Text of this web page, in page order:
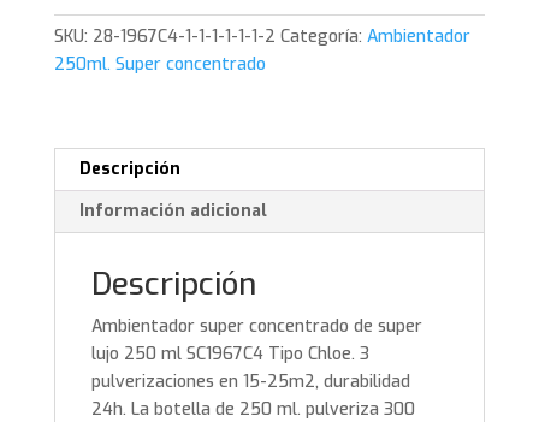
Lujo.
SC196C4
GRATUITO.
cantidad
SKU: 28-1967C4-1-1-1-1-1-1-2 Categoría: Ambientador
250ml. Super concentrado
Descripción
Información adicional
Descripción
Ambientador super concentrado de super
lujo 250 ml SC1967C4 Tipo Chloe. 3
pulverizaciones en 15-25m2, durabilidad
24h. La botella de 250 ml. pulveriza 300